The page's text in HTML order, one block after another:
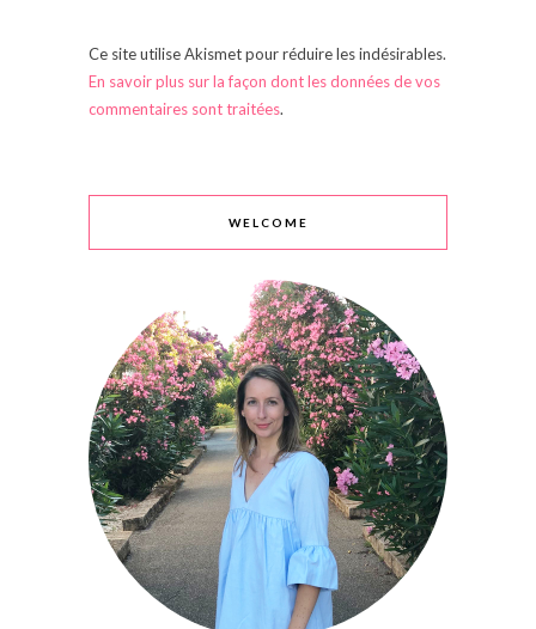
Ce site utilise Akismet pour réduire les indésirables.
En savoir plus sur la façon dont les données de vos
commentaires sont traitées.
WELCOME